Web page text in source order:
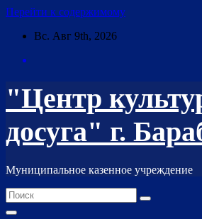
Перейти к содержимому
Вс. Авг 9th, 2026
"Центр
досуга" г.
Муниципальное казенное учреждение